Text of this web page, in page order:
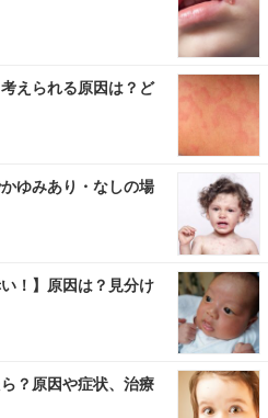
えられる原因は？ど
ゆみあり・なしの場
！】原因は？見分け
？原因や症状、治療